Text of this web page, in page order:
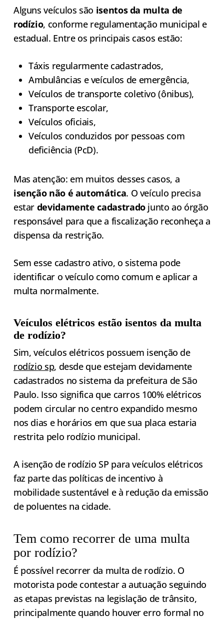
Alguns veículos são isentos da multa de
rodízio, conforme regulamentação municipal e
estadual. Entre os principais casos estão:
Táxis regularmente cadastrados,
Ambulâncias e veículos de emergência,
Veículos de transporte coletivo (ônibus),
Transporte escolar,
Veículos oficiais,
Veículos conduzidos por pessoas com
deficiência (PcD).
Mas atenção: em muitos desses casos, a
isenção não é automática. O veículo precisa
estar devidamente cadastradojunto ao órgão
responsável para que a fiscalização reconheça a
dispensa da restrição.
Sem esse cadastro ativo, o sistema pode
identificar o veículo como comum e aplicar a
multa normalmente.
Veículos elétricos estão isentos da multa
de rodízio?
Sim, veículos elétricos possuem isenção de
rodízio sp, desde que estejam devidamente
cadastrados no sistema da prefeitura de São
Paulo. Isso significa que carros 100% elétricos
podem circular no centro expandido mesmo
nos dias e horários em que sua placa estaria
restrita pelo rodízio municipal.
A isenção de rodízio SP para veículos elétricos
faz parte das políticas de incentivo à
mobilidade sustentável e à redução da emissão
de poluentes na cidade.
Tem como recorrer de uma multa
por rodízio?
É possível recorrer da multa de rodízio. O
motorista pode contestar a autuação seguindo
as etapas previstas na legislação de trânsito,
principalmente quando houver erro formal no